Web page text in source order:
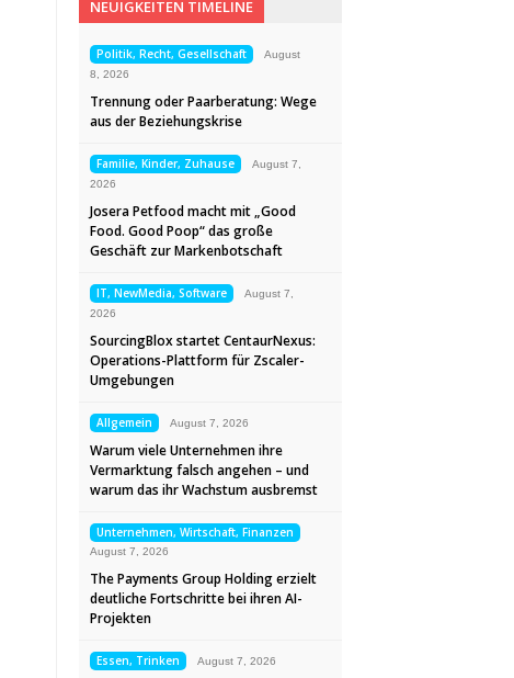
NEUIGKEITEN TIMELINE
Politik, Recht, Gesellschaft
August
8, 2026
Trennung oder Paarberatung: Wege
aus der Beziehungskrise
Familie, Kinder, Zuhause
August 7,
2026
Josera Petfood macht mit „Good
Food. Good Poop“ das große
Geschäft zur Markenbotschaft
IT, NewMedia, Software
August 7,
2026
SourcingBlox startet CentaurNexus:
Operations-Plattform für Zscaler-
Umgebungen
Allgemein August 7, 2026
Warum viele Unternehmen ihre
Vermarktung falsch angehen – und
warum das ihr Wachstum ausbremst
Unternehmen, Wirtschaft, Finanzen
August 7, 2026
The Payments Group Holding erzielt
deutliche Fortschritte bei ihren AI-
Projekten
Essen, Trinken August 7, 2026